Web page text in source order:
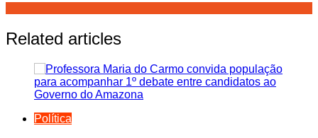
Related articles
Política